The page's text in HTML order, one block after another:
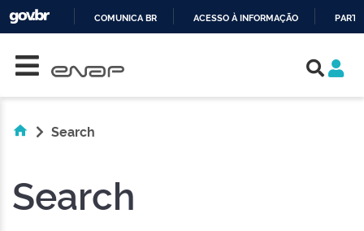
COMUNICA BR ACESSO À INFORMAÇÃO
Search
Search